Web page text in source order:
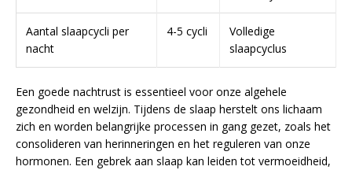
Aantal slaapcycli per
nacht
4-5 cycli
Volledige
slaapcyclus
Een goede nachtrust is essentieel voor onze algehele
gezondheid en welzijn. Tijdens de slaap herstelt ons lichaam
zich en worden belangrijke processen in gang gezet, zoals het
consolideren van herinneringen en het reguleren van onze
hormonen. Een gebrek aan slaap kan leiden tot vermoeidheid,